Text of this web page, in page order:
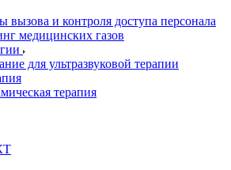
вызова и контроля доступа персонала
медицинских газов
для ультразвуковой терапии
терапия